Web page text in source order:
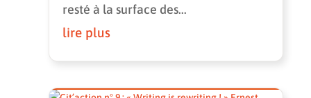
resté à la surface des...
lire plus